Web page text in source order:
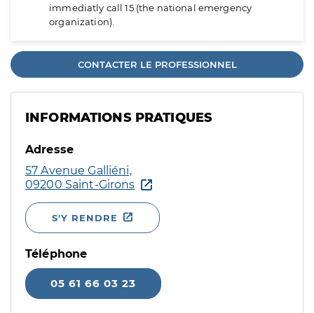
immediatly call 15 (the national emergency
organization).
CONTACTER LE PROFESSIONNEL
INFORMATIONS PRATIQUES
Adresse
57 Avenue Galliéni,
09200 Saint-Girons
S'Y RENDRE
Téléphone
05 61 66 03 23